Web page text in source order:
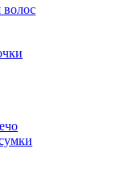
волос